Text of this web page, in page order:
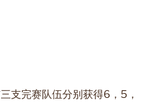
支完赛队伍分别获得6，5，